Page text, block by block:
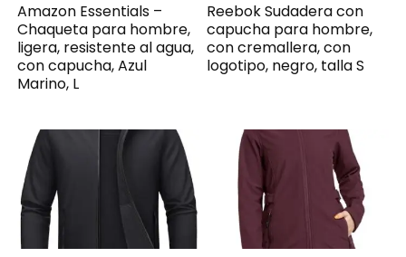
Amazon Essentials –
Chaqueta para hombre,
ligera, resistente al agua,
con capucha, Azul
Marino, L
Reebok Sudadera con
capucha para hombre,
con cremallera, con
logotipo, negro, talla S